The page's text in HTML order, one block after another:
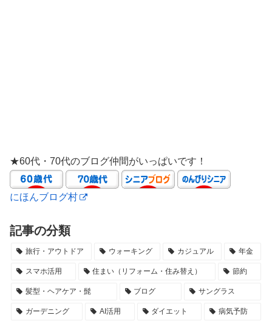
★60代・70代のブログ仲間がいっぱいです！
にほんブログ村
記事の分類
旅行・アウトドア ウォーキング カジュアル 年金
スマホ活用 住まい（リフォーム・住み替え） 節約
髪型・ヘアケア・髭 ブログ サングラス
ガーデニング AI活用 ダイエット 病気予防